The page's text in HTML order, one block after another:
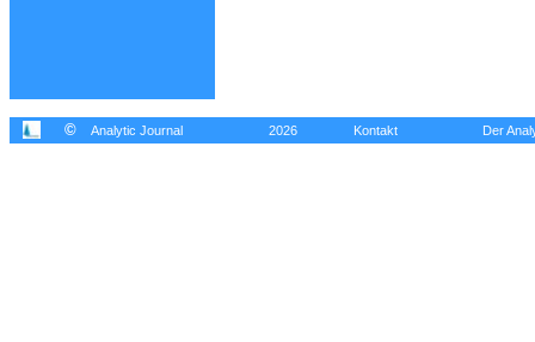
© Analytic Journal 2026 Kontakt Der